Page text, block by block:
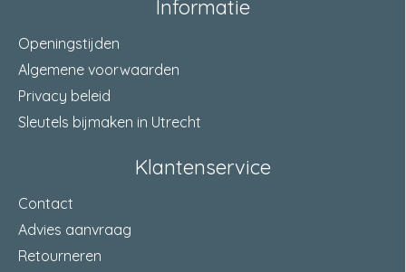
Geleverd inclusief bevestigingsmateriaal. .
politiekeurmerk veilig wonen®
kleur
materiaal
keurmerk
Informatie
Openingstijden
Algemene voorwaarden
Privacy beleid
Sleutels bijmaken in Utrecht
Klantenservice
Contact
Advies aanvraag
Retourneren